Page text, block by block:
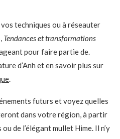
techniques ou à réseauter
Tendances et transformations
pour faire partie de.
d’Anh et en savoir plus sur
.
futurs et voyez quelles
dans votre région, à partir
de l’élégant mullet Hime. Il n’y